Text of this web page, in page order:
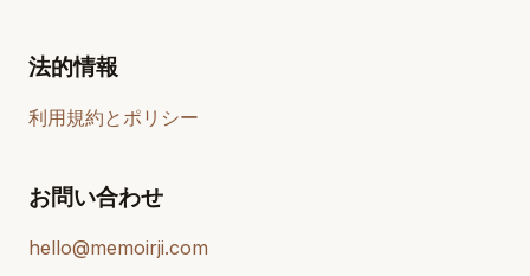
法的情報
利用規約とポリシー
お問い合わせ
hello@memoirji.com